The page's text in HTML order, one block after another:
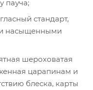
пауча;
стандарт,
насыщенными
шероховатая
царапинам и
блеска, карты